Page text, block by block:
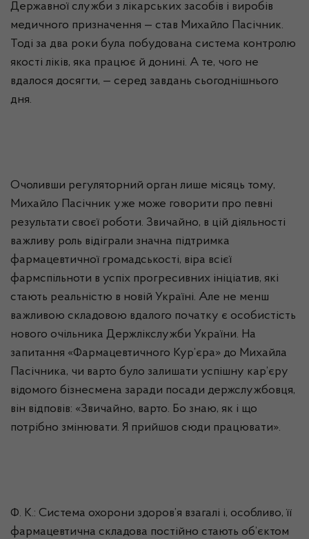
Державної служби з лікарських засобів і виробів
медичного призначення — став Михайло Пасічник.
Тоді за два роки була побудована система контролю
якості ліків, яка працює й донині. А те, чого не
вдалося досягти, — серед завдань сьогоднішнього
дня.
Очоливши регуляторний орган лише місяць тому,
Михайло Пасічник уже може говорити про певні
результати своєї роботи. Звичайно, в цій діяльності
важливу роль відіграли значна підтримка
фармацевтичної громадськості, віра всієї
фармспільноти в успіх прогресивних ініціатив, які
стають реальністю в новій Україні. Але не менш
важливою складовою вдалого початку є особистість
нового очільника Держлікслужби України. На
запитання «Фармацевтичного Кур’єра» до Михайла
Пасічника, чи варто було залишати успішну кар’єру
відомого бізнесмена заради посади держслужбовця,
він відповів: «Звичайно, варто. Бо знаю, як і що
потрібно змінювати. Я прийшов сюди працювати».
Ф. К.: Система охорони здоров’я взагалі і, особливо, її
фармацевтична складова постійно стають об’єктом